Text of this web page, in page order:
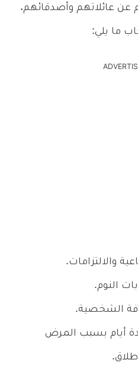
عن عائلاتهم وأصدقائهم،
ما يلي:
والالتزامات.
النوم.
الشخصية.
أيام بسبب المرض